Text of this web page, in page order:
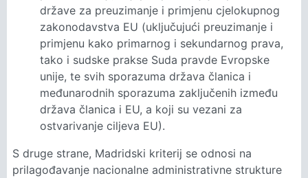
države za preuzimanje i primjenu cjelokupnog
zakonodavstva EU (uključujući preuzimanje i
primjenu kako primarnog i sekundarnog prava,
tako i sudske prakse Suda pravde Evropske
unije, te svih sporazuma država članica i
međunarodnih sporazuma zaključenih između
država članica i EU, a koji su vezani za
ostvarivanje ciljeva EU).
S druge strane, Madridski kriterij se odnosi na
prilagođavanje nacionalne administrativne strukture